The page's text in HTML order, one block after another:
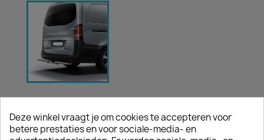
2014+ MET TREKHAAK
Deze winkel vraagt je om cookies te accepteren voor
betere prestaties en voor sociale-media- en